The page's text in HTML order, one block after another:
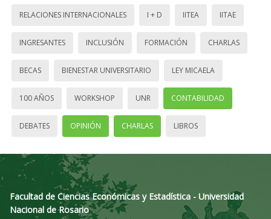
RELACIONES INTERNACIONALES I + D IITEA IITAE
INGRESANTES INCLUSIÓN FORMACIÓN CHARLAS
BECAS BIENESTAR UNIVERSITARIO LEY MICAELA
100 AÑOS WORKSHOP UNR CONTABILIDAD
DEBATES OPINIÓN CHARLAS LIBROS
Facultad de Ciencias Económicas y Estadística - Universidad
Nacional de Rosario